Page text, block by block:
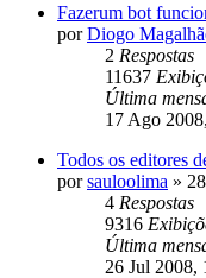
Fazerum bot
porDiogo
2 Respostas
11637
Última
17 Ago
Todos os editores
porsauloolima »
4 Respostas
9316
Última
26 Jul 2008,